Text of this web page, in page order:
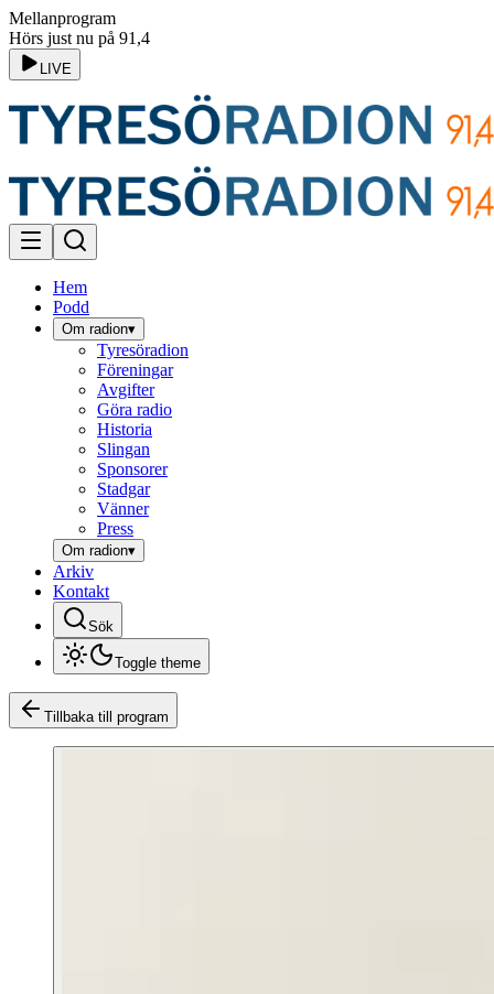
Mellanprogram
Hörs just nu på 91,4
LIVE
Hem
Podd
Om radion▾
Tyresöradion
Föreningar
Avgifter
Göra radio
Historia
Slingan
Sponsorer
Stadgar
Vänner
Press
Om radion▾
Arkiv
Kontakt
Sök
Toggle theme
Tillbaka till program